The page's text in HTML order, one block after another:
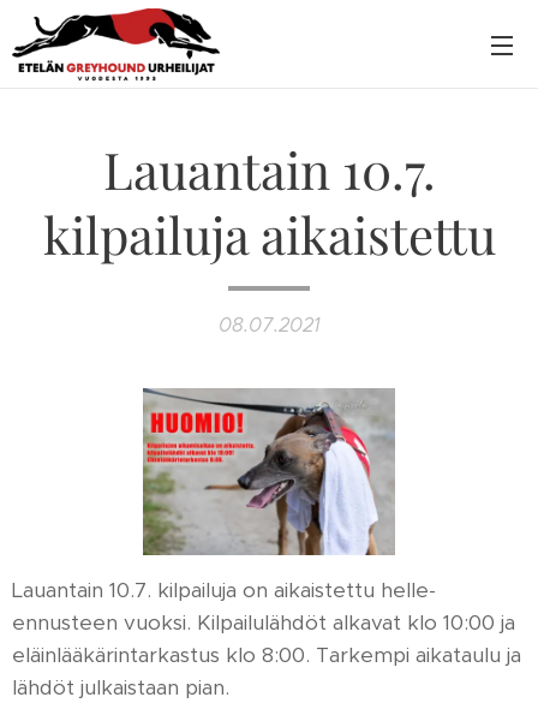
Lauantain 10.7.
kilpailuja aikaistettu
08.07.2021
Lauantain 10.7. kilpailuja on aikaistettu helle-
ennusteen vuoksi. Kilpailulähdöt alkavat klo 10:00 ja
eläinlääkärintarkastus klo 8:00. Tarkempi aikataulu ja
lähdöt julkaistaan pian.